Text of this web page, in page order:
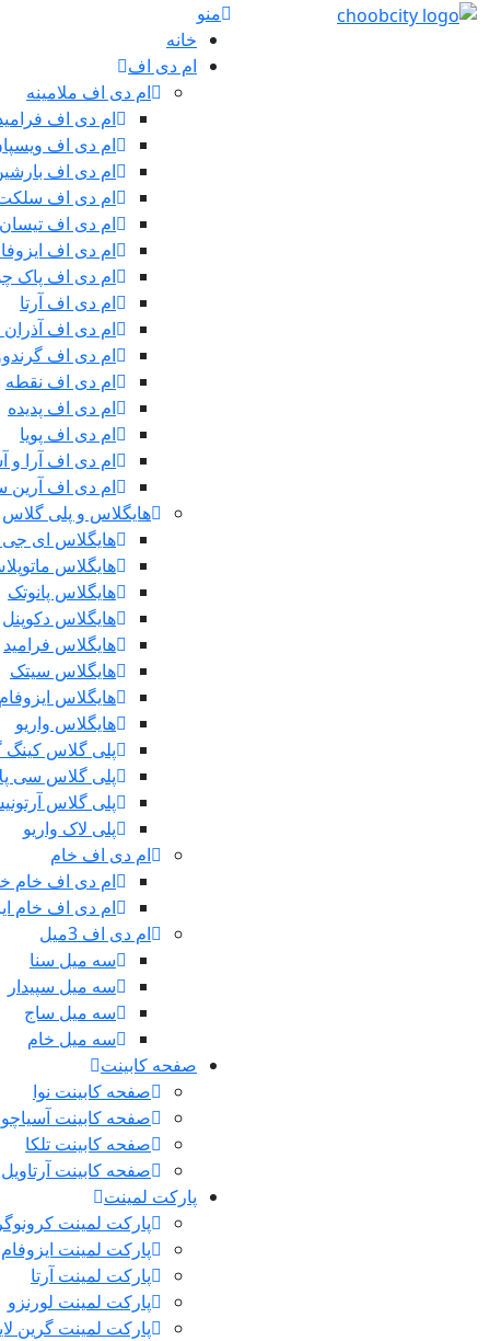
منو
خانه
ام دی اف
ام دی اف ملامینه
ام دی اف
ام دی اف
ام دی اف
ام دی اف
ام دی اف تیسان
ام دی اف
ام دی اف پاک
ام دی اف آرتا
ام دی اف
ام دی اف
ام دی اف نقطه
ام دی اف پدیده
ام دی اف پویا
ام دی اف آرا و
ام دی اف آرین
هایگلاس و پلی گلاس
هایگلاس ای
هایگلاس
هایگلاس پانوتک
هایگلاس دکوپنل
هایگلاس فرامید
هایگلاس سیتک
هایگلاس ایزوفام
هایگلاس واریو
پلی گلاس
پلی گلاس سی
پلی گلاس
پلی لاک واریو
ام دی اف خام
ام دی اف خام
ام دی اف خام
ام دی اف 3میل
سه میل سنا
سه میل سپیدار
سه میل ساج
سه میل خام
صفحه کابینت
صفحه کابینت نوا
صفحه کابینت
صفحه کابینت تلکا
صفحه کابینت آرتاویل
پارکت لمینت
پارکت لمینت
پارکت لمینت ایزوفام
پارکت لمینت آرتا
پارکت لمینت لورنزو
پارکت لمینت گرین